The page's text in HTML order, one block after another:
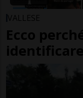
VALLESE
Ecco